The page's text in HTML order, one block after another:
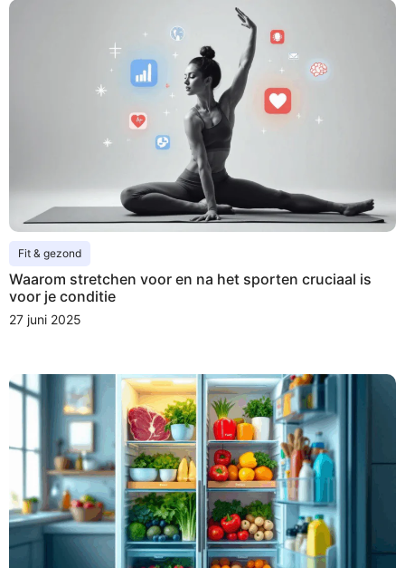
Fit & gezond
Waarom stretchen voor en na het sporten cruciaal is
voor je conditie
27 juni 2025